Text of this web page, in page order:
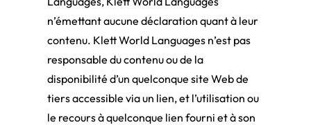
n’émettant aucune déclaration quant à leur
contenu. Klett World Languages n’est pas
responsable du contenu ou de la
disponibilité d’un quelconque site Web de
tiers accessible via un lien, et l’utilisation ou
le recours à quelconque lien fourni et à son